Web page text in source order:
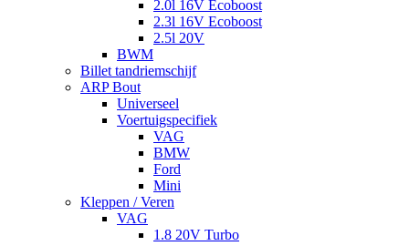
2.0l 16V Ecoboost
2.3l 16V Ecoboost
2.5l 20V
BWM
Billet tandriemschijf
ARP Bout
Universeel
Voertuigspecifiek
VAG
BMW
Ford
Mini
Kleppen / Veren
VAG
1.8 20V Turbo